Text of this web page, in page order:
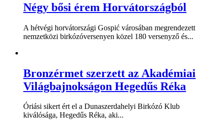
Négy bősi érem Horvátországból
A hétvégi horvátországi Gospić városában megrendezett
nemzetközi birkózóversenyen közel 180 versenyző és...
Bronzérmet szerzett az Akadémiai
Világbajnokságon Hegedűs Réka
Óriási sikert ért el a Dunaszerdahelyi Birkózó Klub
kiválósága, Hegedűs Réka, aki...